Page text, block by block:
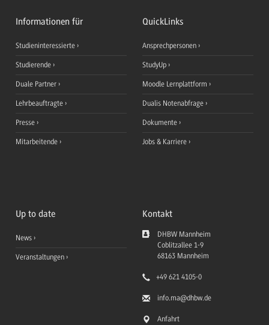
Informationen für
Studieninteressierte
Studierende
Duale Partner
Lehrbeauftragte
Presse
Mitarbeitende
QuickLinks
Ansprechpersonen
StudyUp
Moodle Lernplattform
Dualis Notenabfrage
Dokumente
Jobs & Karriere
Up to date
News
Veranstaltungen
Kontakt
DHBW Mannheim
Coblitzallee 1-9
68163 Mannheim
+49 621 4105-0
info.ma@dhbw.de
Anfahrt